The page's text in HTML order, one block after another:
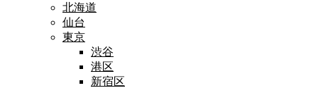
北海道
仙台
東京
渋谷
港区
新宿区